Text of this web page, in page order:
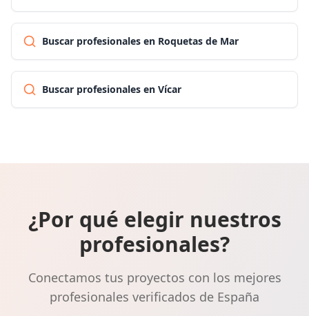
Buscar profesionales en Roquetas de Mar
Buscar profesionales en Vícar
¿Por qué elegir nuestros
profesionales?
Conectamos tus proyectos con los mejores
profesionales verificados de España